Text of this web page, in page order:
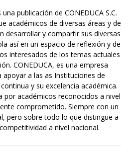
publicación de CONEDUCA S.C.
académicos de diversas áreas y de
desarrollar y compartir sus diversas
así en un espacio de reflexión y de
interesados de los temas actuales
CONEDUCA, es una empresa
apoyar a las as Instituciones de
y su excelencia académica.
por académicos reconocidos a nivel
comprometido. Siempre con un
pero sobre todo lo que distingue a
a nivel nacional.